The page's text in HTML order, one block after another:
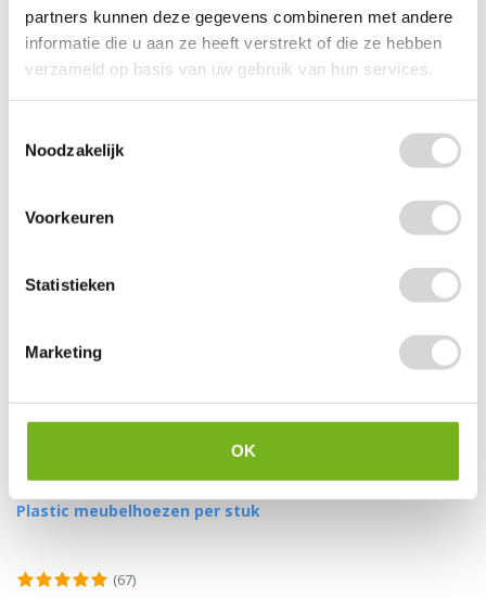
partners kunnen deze gegevens combineren met andere
informatie die u aan ze heeft verstrekt of die ze hebben
verzameld op basis van uw gebruik van hun services.
Noodzakelijk
Voorkeuren
Statistieken
Marketing
OK
Verhuisdozen (per stuk)
vanaf
Plastic meubelhoezen per stuk
(67)